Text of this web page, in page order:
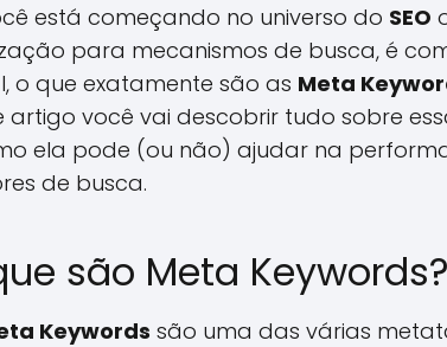
está começando no universo do SEO
para mecanismos de busca, é
o que exatamente são as Meta
artigo você vai descobrir tudo sobre
ela pode (ou não) ajudar na
de busca.
são Meta Keywords?
Keywords são uma das várias